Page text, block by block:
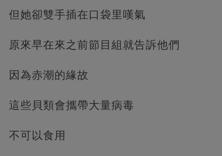
但她卻雙手插在口袋里嘆氣
原來早在來之前節目組就告訴他們
因為赤潮的緣故
這些貝類會攜帶大量病毒
不可以食用